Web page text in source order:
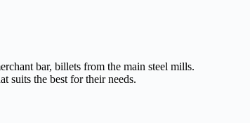
bar, billets from the main steel mills.
suits the best for their needs.